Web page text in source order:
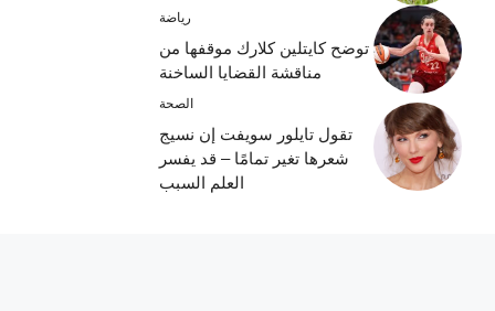
رياضة
توضح كايتلين كلارك موقفها من
مناقشة القضايا الساخنة
الصحة
تقول تايلور سويفت إن نسيج
شعرها تغير تمامًا – قد يفسر
العلم السبب